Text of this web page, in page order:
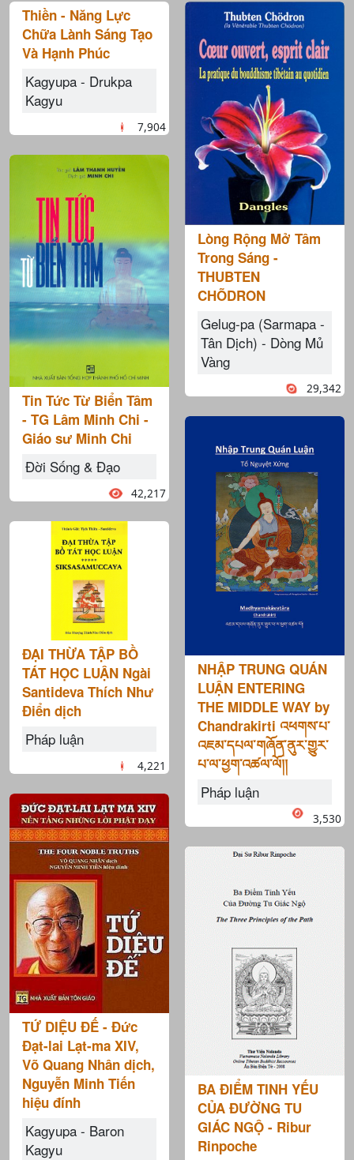
Thiền - Năng Lực
Chữa Lành Sáng Tạo
Và Hạnh Phúc
Kagyupa - Drukpa
Kagyu
7,904
Tin Tức Từ Biển Tâm
- TG Lâm Minh Chi -
Giáo sư Minh Chi
Đời Sống & Đạo
42,217
ĐẠI THỪA TẬP BỒ
TÁT HỌC LUẬN Ngài
Santideva Thích Như
Điển dịch
Pháp luận
4,221
TỨ DIỆU ĐẾ - Đức
Đạt-lai Lạt-ma XIV,
Võ Quang Nhân dịch,
Nguyễn Minh Tiến
hiệu đính
Kagyupa - Baron
Kagyu
Lòng Rộng Mở Tâm
Trong Sáng -
THUBTEN
CHÕDRON
Gelug-pa (Sarmapa -
Tân Dịch) - Dòng Mủ
Vàng
29,342
NHẬP TRUNG QUÁN
LUẬN ENTERING
THE MIDDLE WAY by
Chandrakirti འཕགས་པ་
འཇམ་དཔལ་གཞོན་ནུར་གྱུར་
པ་ལ་ཕྱག་འཚལ་ལོ།།
Pháp luận
3,530
BA ĐIỂM TINH YẾU
CỦA ĐƯỜNG TU
GIÁC NGỘ - Ribur
Rinpoche